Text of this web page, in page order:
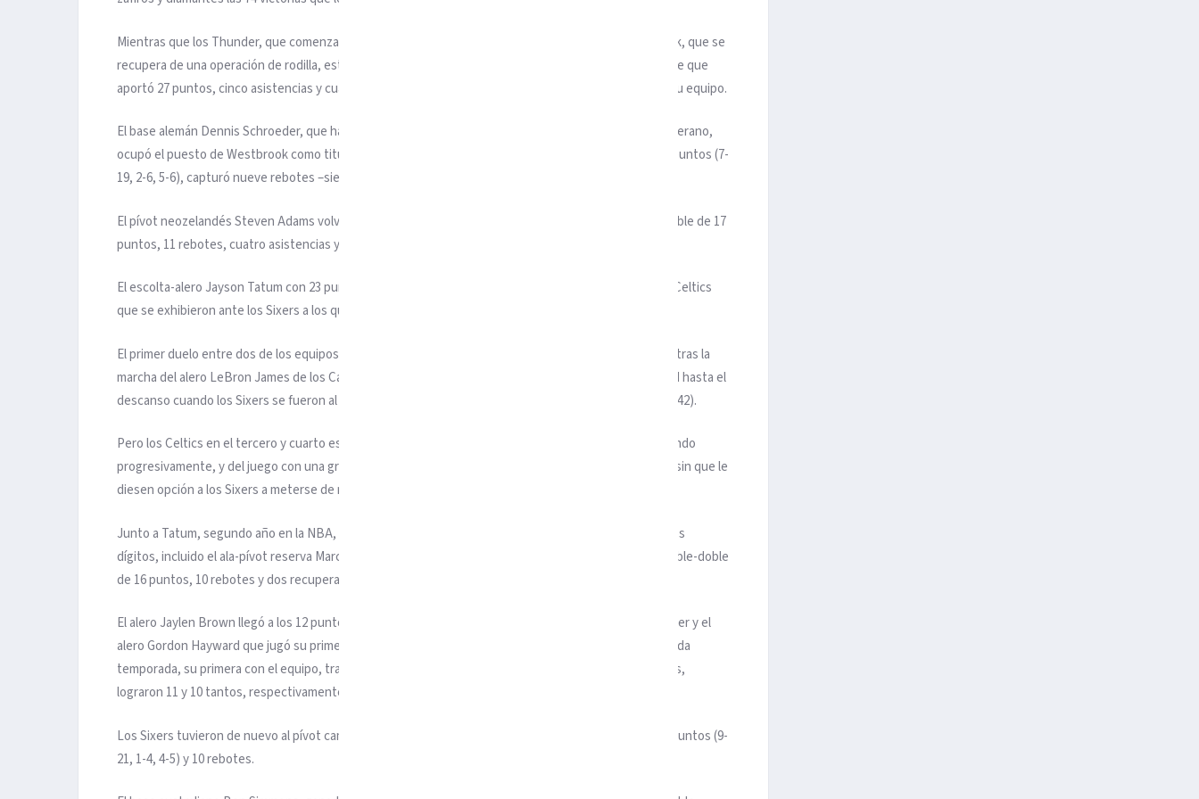
Mientras que los Thunder, que comenzaron la nueva temporada sin el base estrella Russell Westbrook, que se
recupera de una operación de rodilla, estuvieron siempre en el partido con el alero estrella Paul George que
aportó 27 puntos, cinco asistencias y cuatro recuperaciones de balón, que no evitaron la derrota de su equipo.
El base alemán Dennis Schroeder, que ha sido el gran fichaje de los Thunder durante el descanso de verano,
ocupó el puesto de Westbrook como titular y acabó como segundo máximo encestador al aportar 21 puntos (7-
19, 2-6, 5-6), capturó nueve rebotes –siete defensivos–, y dio seis asistencias en 34 minutos que jugó.
El pívot neozelandés Steven Adams volvió a ser el mejor dentro de la pintura al conseguir un doble-doble de 17
puntos, 11 rebotes, cuatro asistencias y dos recuperaciones de balón.
El escolta-alero Jayson Tatum con 23 puntos y nueve rebotes encabezó el ataque balanceado de los Celtics
que se exhibieron ante los Sixers a los que vencieron por paliza de 105-87.
El primer duelo entre dos de los equipos proyectados para luchar por el título de la Conferencia Este, tras la
marcha del alero LeBron James de los Cavaliers de Cleveland a Los Angeles Lakers, sólo tuvo igualdad hasta el
descanso cuando los Sixers se fueron al vestuario del TD Garden con cinco puntos de desventaja (47-42).
Pero los Celtics en el tercero y cuarto estuvieron siempre en control del marcador, que fueron ampliando
progresivamente, y del juego con una gran defensa, además de seleccionar mejor los tiros a canasta, sin que le
diesen opción a los Sixers a meterse de nuevo en el partido.
Junto a Tatum, segundo año en la NBA, otros cuatro jugadores de los Celtics tuvieron números de dos
dígitos, incluido el ala-pívot reserva Marcus Morris, que surgió como el sexto hombre, al aportar un doble-doble
de 16 puntos, 10 rebotes y dos recuperaciones de balón.
El alero Jaylen Brown llegó a los 12 puntos con cinco rebotes, mientras que el base reserva Terry Rozier y el
alero Gordon Hayward que jugó su primer partido completo con los Celtics, tras perderse toda la pasada
temporada, su primera con el equipo, tras una grave lesión que sufrió en el inaugural ante los Cavaliers,
lograron 11 y 10 tantos, respectivamente.
Los Sixers tuvieron de nuevo al pívot camerunés Joel Embiid de líder al aportar un doble-doble de 23 puntos (9-
21, 1-4, 4-5) y 10 rebotes.